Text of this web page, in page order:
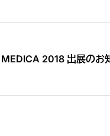
MEDICA 2018 出展のお